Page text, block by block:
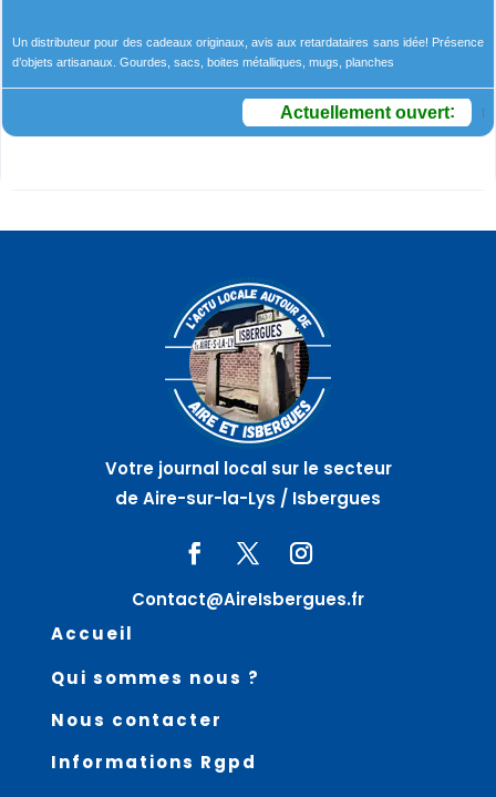
Un distributeur pour des cadeaux originaux, avis aux retardataires sans idée! Présence
d’objets artisanaux. Gourdes, sacs, boites métalliques, mugs, planches
Actuellement ouvert:
Votre journal local sur le secteur
de Aire-sur-la-Lys / Isbergues
Contact@AireIsbergues.fr
Accueil
Qui sommes nous ?
Nous contacter
Informations Rgpd